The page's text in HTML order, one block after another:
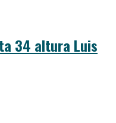
34 altura Luis